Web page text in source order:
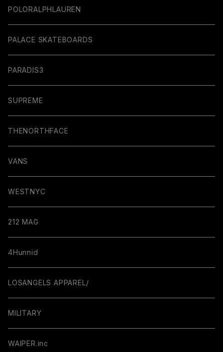
POLORALPHLAUREN
PALACE SKATEBOARDS
PARADIS3
SUPREME
THENORTHFACE
VANS
WESTNYC
212 MAG
4Hunnid
LOSANGELS APPAREL/
MILITARY
WAIPER.inc